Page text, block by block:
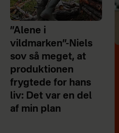
”Alene i
vildmarken”-Niels
sov så meget, at
produktionen
frygtede for hans
liv: Det var en del
af min plan